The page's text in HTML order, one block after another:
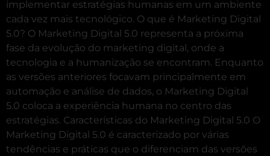
implementar estratégias humanas em um ambiente
cada vez mais tecnológico. O que é Marketing Digital
5.0? O Marketing Digital 5.0 representa a próxima
fase da evolução do marketing digital, onde a
tecnologia e a humanização se encontram. Enquanto
as versões anteriores focavam principalmente em
automação e análise de dados, o Marketing Digital
5.0 coloca a experiência humana no centro das
estratégias. Características do Marketing Digital 5.0 O
Marketing Digital 5.0 é caracterizado por várias
tendências e práticas que o diferenciam das versões